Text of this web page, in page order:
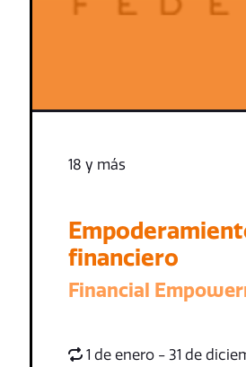
18 y más
financiero
Financial
1 de enero - 31 de